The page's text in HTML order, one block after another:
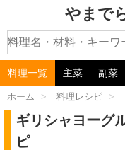
やまで
料理一覧 主菜 副菜
ホーム > 料理レシピ >
ギリシャヨーグ
ピ